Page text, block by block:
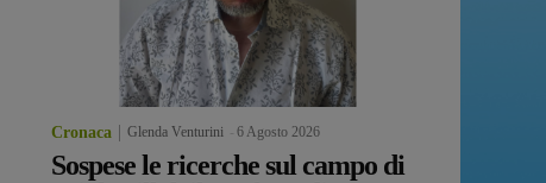
Cronaca Glenda Venturini 6 Agosto 2026
Sospese le ricerche sul campo di